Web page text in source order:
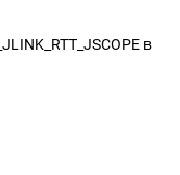
в